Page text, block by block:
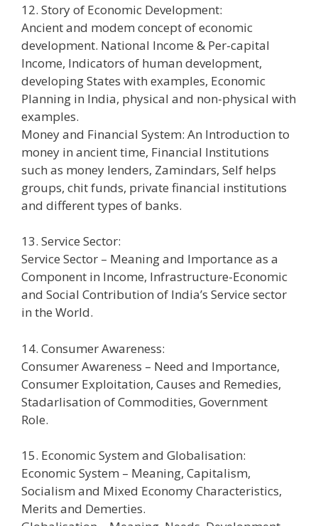
12. Story of Economic Development:
Ancient and modem concept of economic
development. National Income & Per-capital
Income, Indicators of human development,
developing States with examples, Economic
Planning in India, physical and non-physical with
examples.
Money and Financial System: An Introduction to
money in ancient time, Financial Institutions
such as money lenders, Zamindars, Self helps
groups, chit funds, private financial institutions
and different types of banks.
13. Service Sector:
Service Sector – Meaning and Importance as a
Component in Income, Infrastructure-Economic
and Social Contribution of India’s Service sector
in the World.
14. Consumer Awareness:
Consumer Awareness – Need and Importance,
Consumer Exploitation, Causes and Remedies,
Stadarlisation of Commodities, Government
Role.
15. Economic System and Globalisation:
Economic System – Meaning, Capitalism,
Socialism and Mixed Economy Characteristics,
Merits and Demerties.